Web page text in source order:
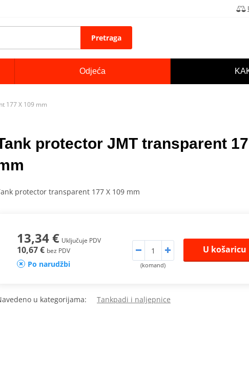
Pretraga
Odjeća
177 X 109 mm
protector JMT transparent
protector transparent 177 X 109 mm
13,34 € Uključuje PDV
10,67 € bez PDV
Po narudžbi (komand)
U košaricu
u kategorijama: Tankpadi i naljepnice